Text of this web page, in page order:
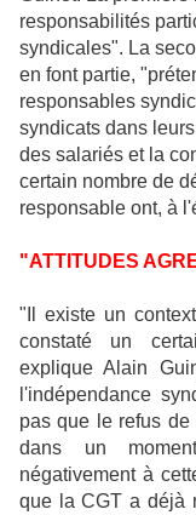
responsabilités
syndicales". La
en font partie,
responsables
syndicats dans
des salariés et la
certain nombre de
responsable ont, à
"ATTITUDES
"Il existe un
constaté un
explique Alain
l'indépendance
pas que le refus
dans un
négativement à
que la CGT a déjà